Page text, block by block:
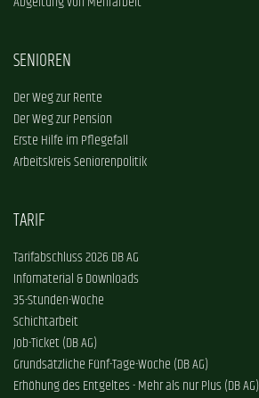
SENIOREN
Der Weg zur Rente
Der Weg zur Pension
Erste Hilfe im Pflegefall
Arbeitskreis Seniorenpolitik
TARIF
Tarifabschluss 2026 DB AG
Infomaterial & Downloads
35-Stunden-Woche
Schichtarbeit
Job-Ticket (DB AG)
Grundsätzliche Fünf-Tage-Woche (DB AG)
Erhöhung des Entgeltes - Mehr als nur Plus (DB AG)